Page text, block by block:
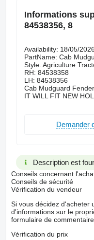
Informations
84538356, 8
Availability: 18/05/2026
PartName: Cab
Style: Agriculture
RH: 84538358
LH: 84538356
Cab Mudguard
IT WILL FIT NEW
Demander
Description est
Conseils concernant
Conseils de sécurité
Vérification du vendeur
Si vous décidez d'acheter
d'informations sur le
formulaire de
Vérification du prix